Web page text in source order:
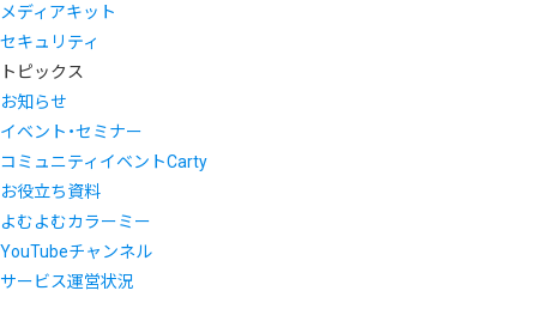
メディアキット
セキュリティ
トピックス
お知らせ
イベント・セミナー
コミュニティイベントCarty
お役立ち資料
よむよむカラーミー
YouTubeチャンネル
サービス運営状況